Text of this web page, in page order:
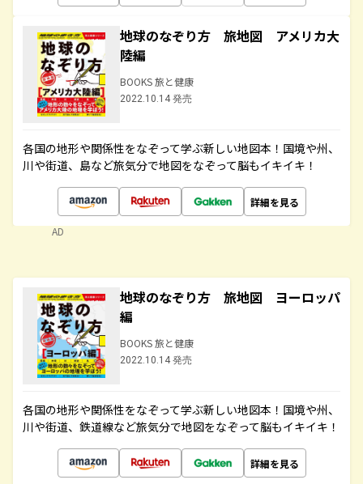
地球のなぞり方 旅地図 アメリカ大
陸編
BOOKS 旅と健康
2022.10.14 発売
各国の地形や関係性をなぞって学ぶ新しい地図本！国境や州、
川や街道、島など旅気分で地図をなぞって脳もイキイキ！
詳細を見る
AD
地球のなぞり方 旅地図 ヨーロッパ
編
BOOKS 旅と健康
2022.10.14 発売
各国の地形や関係性をなぞって学ぶ新しい地図本！国境や州、
川や街道、鉄道線など旅気分で地図をなぞって脳もイキイキ！
詳細を見る